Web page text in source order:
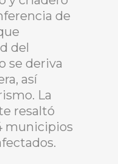
de
del
se deriva
así
La
resaltó
municipios